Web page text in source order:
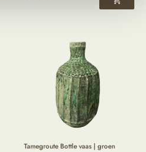
Tamegroute Bottle vaas | groen